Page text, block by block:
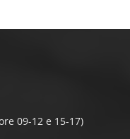
09-12 e 15-17)